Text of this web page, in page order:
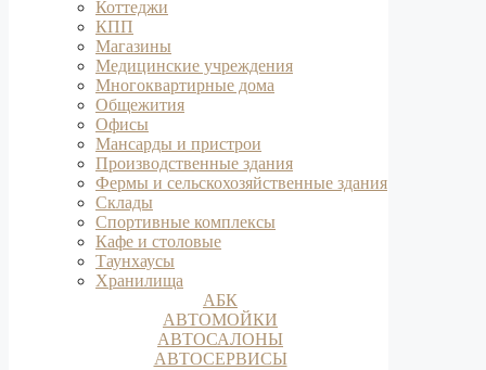
Коттеджи
КПП
Магазины
Медицинские учреждения
Многоквартирные дома
Общежития
Офисы
Мансарды и пристрои
Производственные здания
Фермы и сельскохозяйственные здания
Склады
Спортивные комплексы
Кафе и столовые
Таунхаусы
Хранилища
АБК
АВТОМОЙКИ
АВТОСАЛОНЫ
АВТОСЕРВИСЫ